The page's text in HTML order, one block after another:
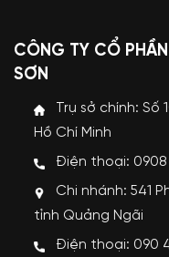
CÔNG TY CỔ
SƠN
Trụ sở chính: Số
Hồ Chí Minh
Điện thoại: 0908
Chi nhánh: 541
tỉnh Quảng Ngãi
Điện thoại: 090